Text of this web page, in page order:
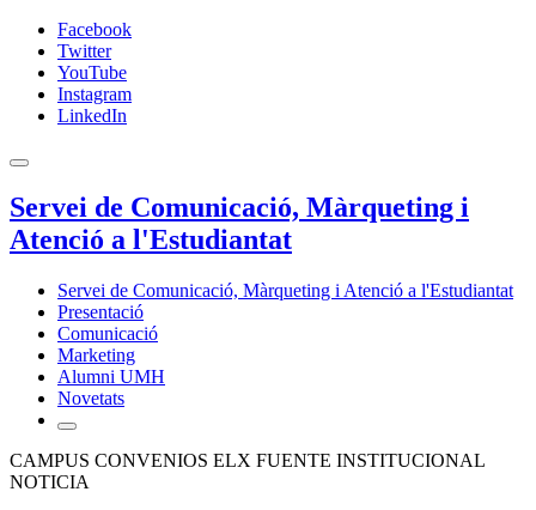
Facebook
Twitter
YouTube
Instagram
LinkedIn
Servei de Comunicació, Màrqueting i
Atenció a l'Estudiantat
Servei de Comunicació, Màrqueting i Atenció a l'Estudiantat
Presentació
Comunicació
Marketing
Alumni UMH
Novetats
CAMPUS CONVENIOS ELX FUENTE INSTITUCIONAL
NOTICIA